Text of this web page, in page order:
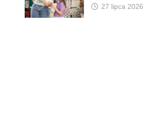
27 lipca 2026